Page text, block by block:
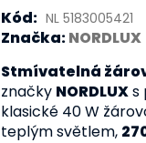
Kód: NL 5183005421
Značka:NORDLUX
Stmívatelná
značky NORDLUXs
klasické 40 W
teplým světlem,